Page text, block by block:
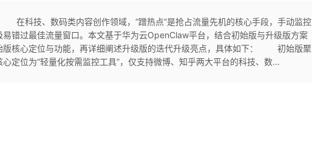
在科技、数码类内容创作领域，“蹭热点”是抢占流量先机的核心手段，手动监控
错过最佳流量窗口。本文基于华为云OpenClaw平台，结合初始版与升级版方案
版核心定位与功能，再详细阐述升级版的迭代升级亮点，具体如下： 初始版聚
定位为“轻量化按需监控工具”，仅支持微博、知乎两大平台的科技、数...